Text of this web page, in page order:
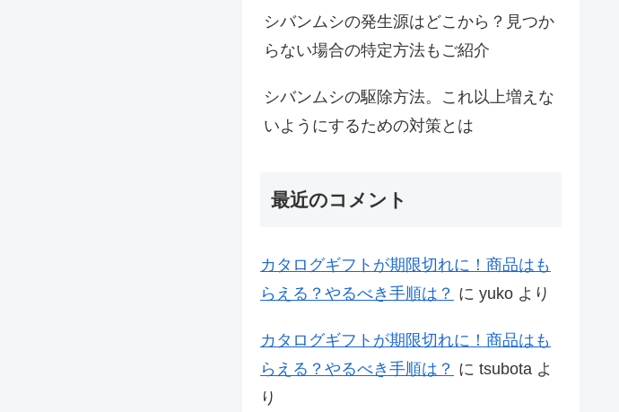
シバンムシの発生源はどこから？見つか
らない場合の特定方法もご紹介
シバンムシの駆除方法。これ以上増えな
いようにするための対策とは
最近のコメント
カタログギフトが期限切れに！商品はも
らえる？やるべき手順は？ に yuko より
カタログギフトが期限切れに！商品はも
らえる？やるべき手順は？ に tsubota よ
り